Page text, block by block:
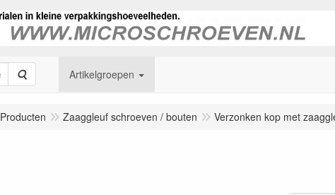
Zoeken Artikelgroepen
Producten Zaaggleuf schroeven / bouten Verzonken kop met